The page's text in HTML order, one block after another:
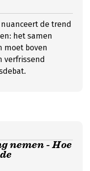
de trend
het samen
moet boven
verfrissend
nemen - Hoe